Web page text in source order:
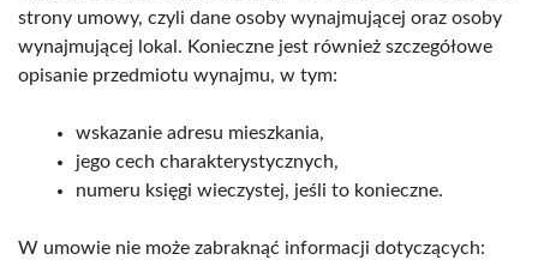
strony umowy, czyli dane osoby wynajmującej oraz osoby
wynajmującej lokal. Konieczne jest również szczegółowe
opisanie przedmiotu wynajmu, w tym:
wskazanie adresu mieszkania,
jego cech charakterystycznych,
numeru księgi wieczystej, jeśli to konieczne.
W umowie nie może zabraknąć informacji dotyczących: